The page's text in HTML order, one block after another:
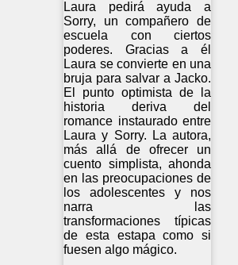
Laura pedirá ayuda a
Sorry, un compañero de
escuela con ciertos
poderes. Gracias a él
Laura se convierte en una
bruja para salvar a Jacko.
El punto optimista de la
historia deriva del
romance instaurado entre
Laura y Sorry. La autora,
más allá de ofrecer un
cuento simplista, ahonda
en las preocupaciones de
los adolescentes y nos
narra las
transformaciones típicas
de esta estapa como si
fuesen algo mágico.